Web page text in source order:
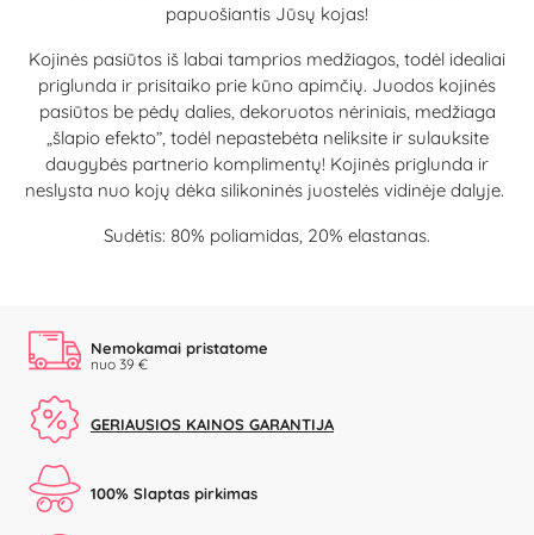
papuošiantis Jūsų kojas!
Kojinės pasiūtos iš labai tamprios medžiagos, todėl idealiai
priglunda ir prisitaiko prie kūno apimčių. Juodos kojinės
pasiūtos be pėdų dalies, dekoruotos nėriniais, medžiaga
„šlapio efekto”, todėl nepastebėta neliksite ir sulauksite
daugybės partnerio komplimentų! Kojinės priglunda ir
neslysta nuo kojų dėka silikoninės juostelės vidinėje dalyje.
Sudėtis: 80% poliamidas, 20% elastanas.
Nemokamai pristatome
nuo 39 €
GERIAUSIOS KAINOS GARANTIJA
100% Slaptas pirkimas